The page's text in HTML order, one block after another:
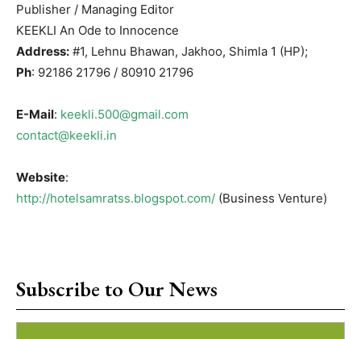
Publisher / Managing Editor
KEEKLI An Ode to Innocence
Address: #1, Lehnu Bhawan, Jakhoo, Shimla 1 (HP);
Ph: 92186 21796 / 80910 21796
E-Mail: keekli.500@gmail.com
contact@keekli.in
Website:
http://hotelsamratss.blogspot.com/ (Business Venture)
Subscribe to Our News